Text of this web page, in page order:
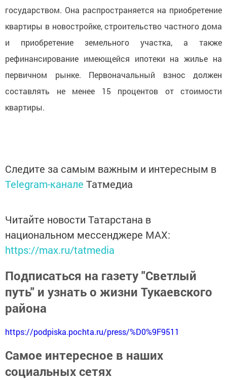
государством. Она распространяется на приобретение
квартиры в новостройке, строительство частного дома
и приобретение земельного участка, а также
рефинансирование имеющейся ипотеки на жилье на
первичном рынке. Первоначальный взнос должен
составлять не менее 15 процентов от стоимости
квартиры.
Следите за самым важным и интересным в
Telegram-канале Татмедиа
Читайте новости Татарстана в
национальном мессенджере MАХ:
https://max.ru/tatmedia
Подписаться на газету "Светлый
путь" и узнать о жизни Тукаевского
района
https://podpiska.pochta.ru/press/%D0%9F9511
Самое интересное в наших
социальных сетях